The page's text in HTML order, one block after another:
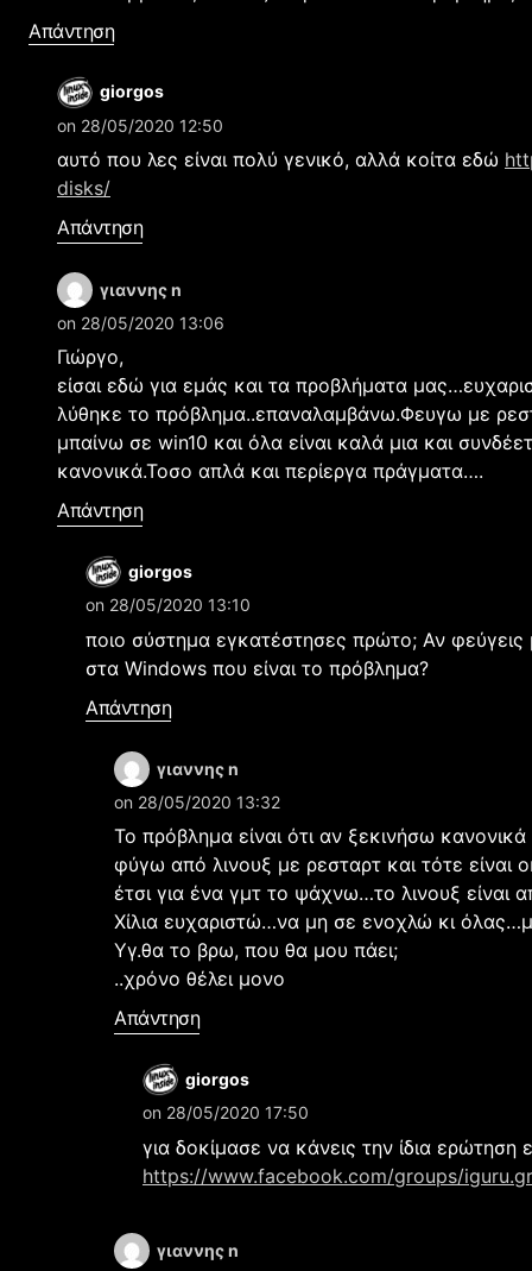
Απάντηση
giorgos
on 28/05/2020 12:50
αυτό που λες είναι πολύ γενικό, αλλά κοίτα εδώ
disks/
Απάντηση
γιαννης n
on 28/05/2020 13:06
Γιώργο,
είσαι εδώ για εμάς και τα προβλήματα
λύθηκε το πρόβλημα..επαναλαμβάνω.Φευγω με
μπαίνω σε win10 και όλα είναι καλά μια και
κανονικά.Τοσο απλά και περίεργα πράγματα….
Απάντηση
giorgos
on 28/05/2020 13:10
ποιο σύστημα εγκατέστησες πρώτο; Αν
στα Windows που είναι το πρόβλημα?
Απάντηση
γιαννης n
on 28/05/2020 13:32
Το πρόβλημα είναι ότι αν ξεκινήσω
φύγω από λινουξ με ρεσταρτ και τότε είναι
έτσι για ένα γμτ το ψάχνω…το λινουξ είναι
Χίλια ευχαριστώ…να μη σε ενοχλώ κι
Υγ.θα το βρω, που θα μου πάει;
..χρόνο θέλει μονο
Απάντηση
giorgos
on 28/05/2020 17:50
για δοκίμασε να κάνεις την ίδια ερώτηση
https://www.facebook.com/groups/
γιαννης n